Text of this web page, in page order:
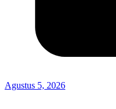
Agustus 5, 2026